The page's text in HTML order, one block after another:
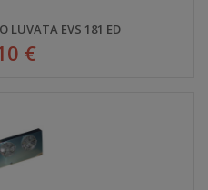
LUVATA EVS 181 ED
€